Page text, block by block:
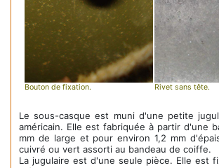
Bouton de fixation. Rivet sans tête.
Le sous-casque est muni d'une petite
américain. Elle est fabriquée à partir d'une
mm de large et pour environ 1,2 mm
cuivré ou vert assorti au bandeau de coiffe.
La jugulaire est d'une seule pièce. Elle est